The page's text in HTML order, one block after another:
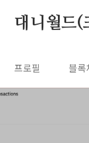
대니월드(
프로필 블록